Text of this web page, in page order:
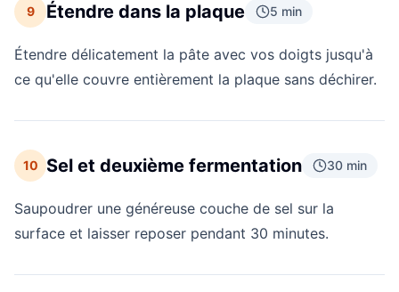
9 Étendre dans la plaque 5 min
Étendre délicatement la pâte avec vos doigts jusqu'à
ce qu'elle couvre entièrement la plaque sans déchirer.
10 Sel et deuxième fermentation 30 min
Saupoudrer une généreuse couche de sel sur la
surface et laisser reposer pendant 30 minutes.